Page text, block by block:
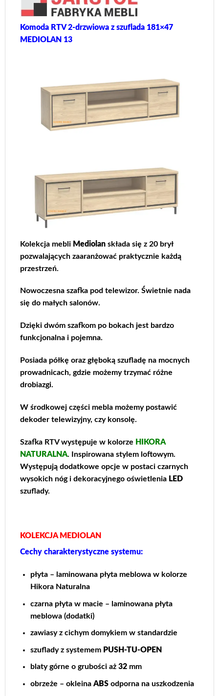
Komoda RTV 2-drzwiowa z szuflada 181×47
MEDIOLAN 13
Kolekcja mebli Mediolanskłada się z 20 brył
pozwalających zaaranżować praktycznie każdą
przestrzeń.
Nowoczesna szafka pod telewizor. Świetnie nada
się do małych salonów.
Dzięki dwóm szafkom po bokach jest bardzo
funkcjonalna i pojemna.
Posiada półkę oraz głęboką szufladę na mocnych
prowadnicach, gdzie możemy trzymać różne
drobiazgi.
W środkowej części mebla możemy postawić
dekoder telewizyjny, czy konsolę.
Szafka RTV występuje w kolorze HIKORA
NATURALNA. Inspirowana stylem loftowym.
Występują dodatkowe opcje w postaci czarnych
wysokich nóg i dekoracyjnego oświetlenia LED
szuflady.
KOLEKCJA MEDIOLAN
Cechy charakterystyczne systemu:
płyta – laminowana płyta meblowa w kolorze
Hikora Naturalna
czarna płyta w macie – laminowana płyta
meblowa (dodatki)
zawiasy z cichym domykiem w standardzie
szuflady z systemem PUSH-TU-OPEN
blaty górne o grubości aż 32mm
obrzeże – okleina ABS odporna na uszkodzenia